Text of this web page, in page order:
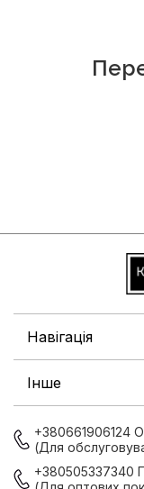
Навігація
Інше
+380661906124
(Для
+380505337340